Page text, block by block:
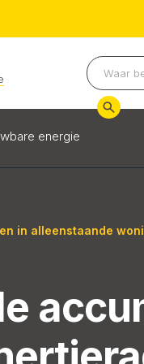
energie
in alleenstaande